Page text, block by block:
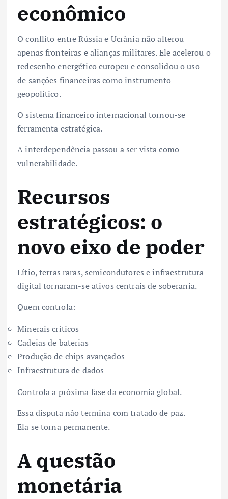
econômico
O conflito entre Rússia e Ucrânia não alterou
apenas fronteiras e alianças militares. Ele acelerou o
redesenho energético europeu e consolidou o uso
de sanções financeiras como instrumento
geopolítico.
O sistema financeiro internacional tornou-se
ferramenta estratégica.
A interdependência passou a ser vista como
vulnerabilidade.
Recursos
estratégicos: o
novo eixo de poder
Lítio, terras raras, semicondutores e infraestrutura
digital tornaram-se ativos centrais de soberania.
Quem controla:
Minerais críticos
Cadeias de baterias
Produção de chips avançados
Infraestrutura de dados
Controla a próxima fase da economia global.
Essa disputa não termina com tratado de paz.
Ela se torna permanente.
A questão
monetária